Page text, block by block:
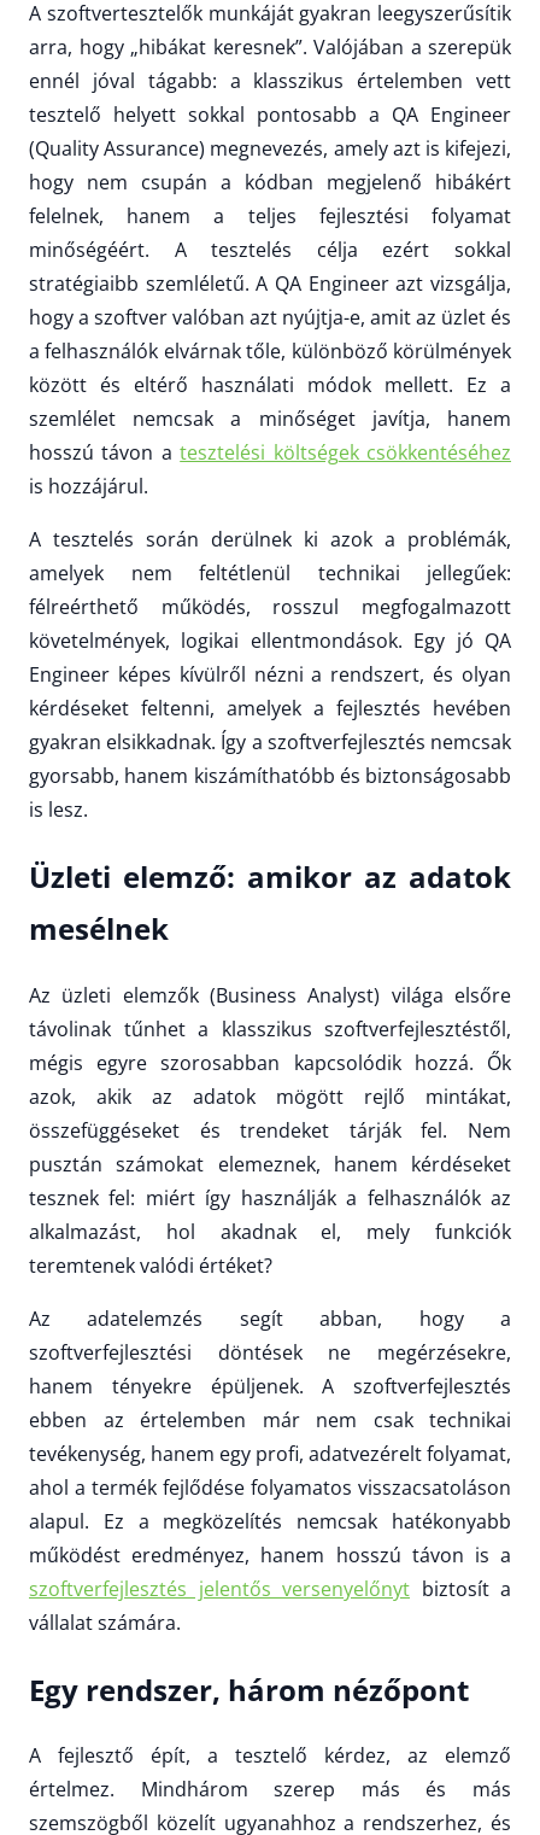
A szoftvertesztelők munkáját gyakran leegyszerűsítik
arra, hogy „hibákat keresnek”. Valójában a szerepük
ennél jóval tágabb: a klasszikus értelemben vett
tesztelő helyett sokkal pontosabb a QA Engineer
(Quality Assurance) megnevezés, amely azt is kifejezi,
hogy nem csupán a kódban megjelenő hibákért
felelnek, hanem a teljes fejlesztési folyamat
minőségéért. A tesztelés célja ezért sokkal
stratégiaibb szemléletű. A QA Engineer azt vizsgálja,
hogy a szoftver valóban azt nyújtja-e, amit az üzlet és
a felhasználók elvárnak tőle, különböző körülmények
között és eltérő használati módok mellett. Ez a
szemlélet nemcsak a minőséget javítja, hanem
hosszú távon atesztelési költségek csökkentéséhez
is hozzájárul.
A tesztelés során derülnek ki azok a problémák,
amelyek nem feltétlenül technikai jellegűek:
félreérthető működés, rosszul megfogalmazott
követelmények, logikai ellentmondások. Egy jó QA
Engineer képes kívülről nézni a rendszert, és olyan
kérdéseket feltenni, amelyek a fejlesztés hevében
gyakran elsikkadnak. Így a szoftverfejlesztés nemcsak
gyorsabb, hanem kiszámíthatóbb és biztonságosabb
is lesz.
Üzleti elemző: amikor az adatok
mesélnek
Az üzleti elemzők (Business Analyst) világa elsőre
távolinak tűnhet a klasszikus szoftverfejlesztéstől,
mégis egyre szorosabban kapcsolódik hozzá. Ők
azok, akik az adatok mögött rejlő mintákat,
összefüggéseket és trendeket tárják fel. Nem
pusztán számokat elemeznek, hanem kérdéseket
tesznek fel: miért így használják a felhasználók az
alkalmazást, hol akadnak el, mely funkciók
teremtenek valódi értéket?
Az adatelemzés segít abban, hogy a
szoftverfejlesztési döntések ne megérzésekre,
hanem tényekre épüljenek. A szoftverfejlesztés
ebben az értelemben már nem csak technikai
tevékenység, hanem egy profi, adatvezérelt folyamat,
ahol a termék fejlődése folyamatos visszacsatoláson
alapul. Ez a megközelítés nemcsak hatékonyabb
működést eredményez, hanem hosszú távon is a
szoftverfejlesztés jelentős versenyelőnyt biztosít a
vállalat számára.
Egy rendszer, három nézőpont
A fejlesztő épít, a tesztelő kérdez, az elemző
értelmez. Mindhárom szerep más és más
szemszögből közelít ugyanahhoz a rendszerhez, és